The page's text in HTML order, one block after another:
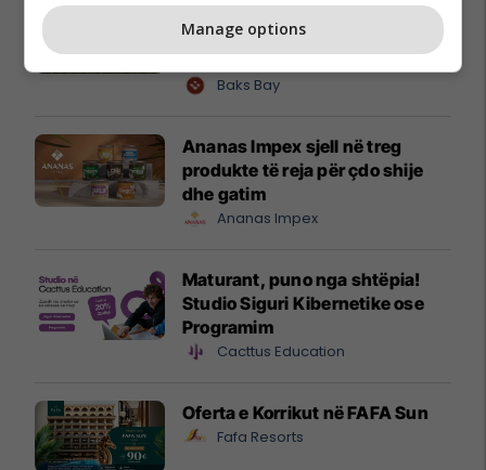
Baks Bay, projekti me i madh
turistik në Shqipëri prezantohet
ne Expo Real Kosova: Vizitoni
shtandin dhe zbuloni
Baks Bay
Ananas Impex sjell në treg
produkte të reja për çdo shije
dhe gatim
Ananas Impex
Maturant, puno nga shtëpia!
Studio Siguri Kibernetike ose
Programim
Cacttus Education
Oferta e Korrikut në FAFA Sun
Fafa Resorts
Manage options